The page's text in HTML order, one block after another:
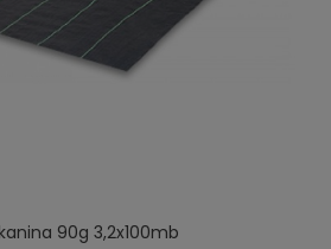
90g 3,2x100mb